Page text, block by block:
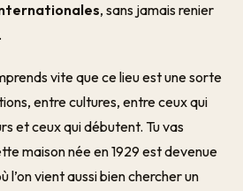
, sans jamais renier
vite que ce lieu est une sorte
entre cultures, entre ceux qui
et ceux qui débutent. Tu vas
maison née en 1929 est devenue
l’on vient aussi bien chercher un